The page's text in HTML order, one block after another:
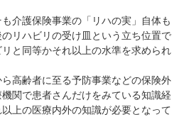
介護保険事業の「リハの実」自体も
リハビリの受け皿という立ち位置で
と同等かそれ以上の水準を求められ
高齢者に至る予防事業などの保険外
関で患者さんだけをみている知識経
上の医療内外の知識が必要となって